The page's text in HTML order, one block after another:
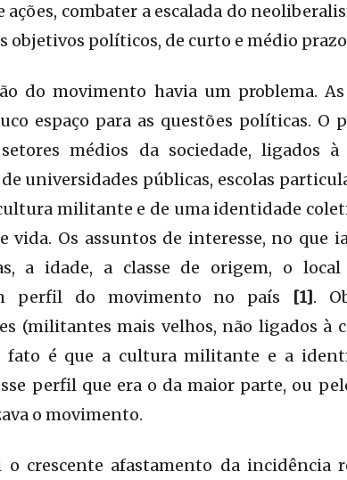
combater a escalada do
objetivos políticos, de curto e médio
do movimento havia um problema.
espaço para as questões políticas. O
médios da sociedade, ligados
universidades públicas, escolas
militante e de uma identidade
vida. Os assuntos de interesse, no que
a idade, a classe de origem, o
perfil do movimento no país [1].
(militantes mais velhos, não ligados à
fato é que a cultura militante e a
perfil que era o da maior parte, ou
o movimento.
o crescente afastamento da incidência